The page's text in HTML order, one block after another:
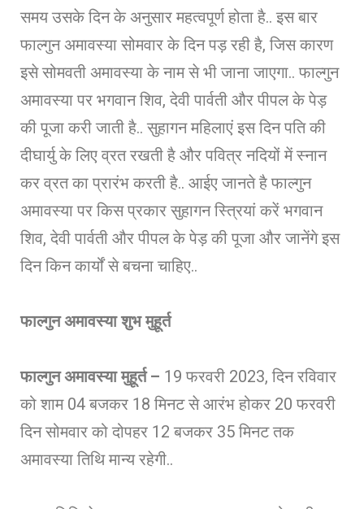
समय उसके दिन के अनुसार महत्वपूर्ण होता है.. इस बार
फाल्गुन अमावस्या सोमवार के दिन पड़ रही है, जिस कारण
इसे सोमवती अमावस्या के नाम से भी जाना जाएगा.. फाल्गुन
अमावस्या पर भगवान शिव, देवी पार्वती और पीपल के पेड़
की पूजा करी जाती है.. सुहागन महिलाएं इस दिन पति की
दीघार्यु के लिए व्रत रखती है और पवित्र नदियों में स्नान
कर व्रत का प्रारंभ करती है.. आईए जानते है फाल्गुन
अमावस्या पर किस प्रकार सुहागन स्त्रियां करें भगवान
शिव, देवी पार्वती और पीपल के पेड़ की पूजा और जानेंगे इस
दिन किन कार्यों से बचना चाहिए..
फाल्गुन अमावस्या शुभ मुहूर्त
फाल्गुन अमावस्या मुहूर्त – 19 फरवरी 2023, दिन रविवार
को शाम 04 बजकर 18 मिनट से आरंभ होकर 20 फरवरी
दिन सोमवार को दोपहर 12 बजकर 35 मिनट तक
अमावस्या तिथि मान्य रहेगी..